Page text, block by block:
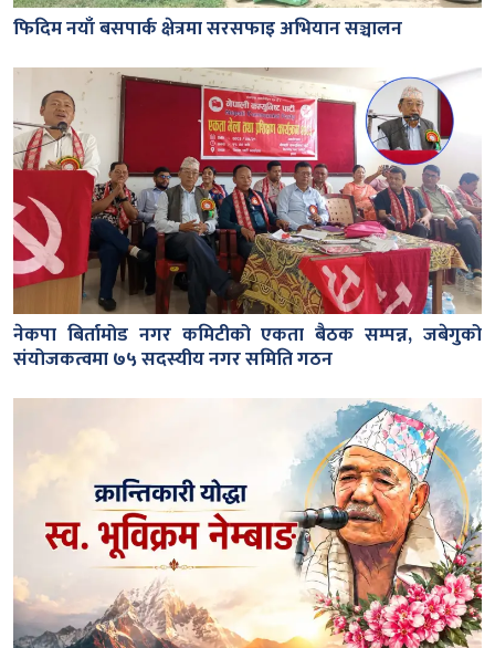
फिदिम नयाँ बसपार्क क्षेत्रमा सरसफाइ अभियान सञ्चालन
नेकपा बिर्तामोड नगर कमिटीको एकता बैठक सम्पन्न, जबेगुको
संयोजकत्वमा ७५ सदस्यीय नगर समिति गठन